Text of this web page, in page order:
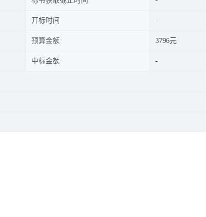
开标时间
预算金额 3796元
中标金额